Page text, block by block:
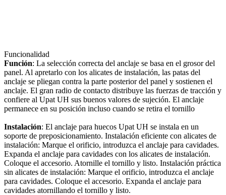
Funcionalidad
Función: La selección correcta del anclaje se basa en el grosor del
panel. Al apretarlo con los alicates de instalación, las patas del
anclaje se pliegan contra la parte posterior del panel y sostienen el
anclaje. El gran radio de contacto distribuye las fuerzas de tracción y
confiere al Upat UH sus buenos valores de sujeción. El anclaje
permanece en su posición incluso cuando se retira el tornillo
Instalación: El anclaje para huecos Upat UH se instala en un
soporte de preposicionamiento. Instalación eficiente con alicates de
instalación: Marque el orificio, introduzca el anclaje para cavidades.
Expanda el anclaje para cavidades con los alicates de instalación.
Coloque el accesorio. Atornille el tornillo y listo. Instalación práctica
sin alicates de instalación: Marque el orificio, introduzca el anclaje
para cavidades. Coloque el accesorio. Expanda el anclaje para
cavidades atornillando el tornillo y listo.